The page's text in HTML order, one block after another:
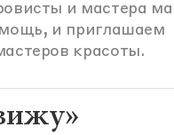
и мастера
и приглашаем
красоты.